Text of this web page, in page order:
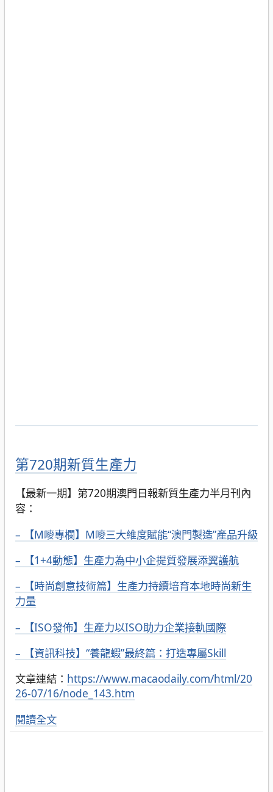
第720期新質生產力
【最新一期】第720期澳門日報新質生產力半月刊內
容：
– 【M嘜專欄】M嘜三大維度賦能“澳門製造”產品升級
– 【1+4動態】生產力為中小企提質發展添翼護航
– 【時尚創意技術篇】生產力持續培育本地時尚新生
力量
– 【ISO發佈】生產力以ISO助力企業接軌國際
– 【資訊科技】“養龍蝦”最終篇：打造專屬Skill
文章連結： https://www.macaodaily.com/html/20
26-07/16/node_143.htm
閱讀全文